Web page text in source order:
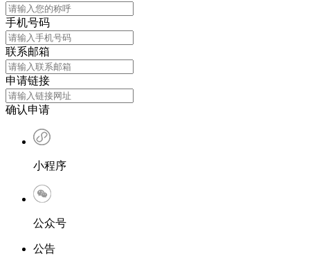
手机号码
联系邮箱
申请链接
确认申请
小程序
公众号
公告